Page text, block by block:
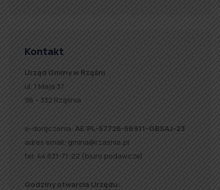
Kontakt
Urząd Gminy w Rząśni
ul. 1 Maja 37
98 – 332 Rząśnia
e-doręczenia: AE:PL-57726-56911-GBSAJ-23
adres email: gmina@rzasnia.pl
tel. 44 631-71-22 (biuro podawcze)
Godziny otwarcia Urzędu: